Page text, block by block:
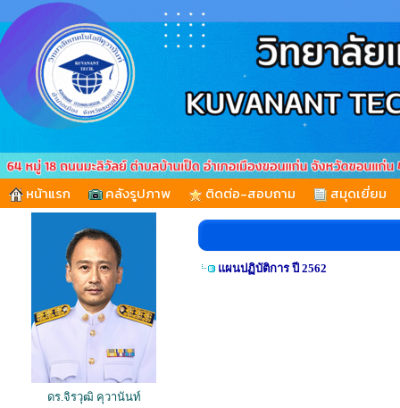
หน้าแรก คลังรูปภาพ ติดต่อ-สอบถาม สมุดเยี่ยม
ดร.จิรวุฒิ คุวานันท์
แผนปฏิบัติการ ปี 2562